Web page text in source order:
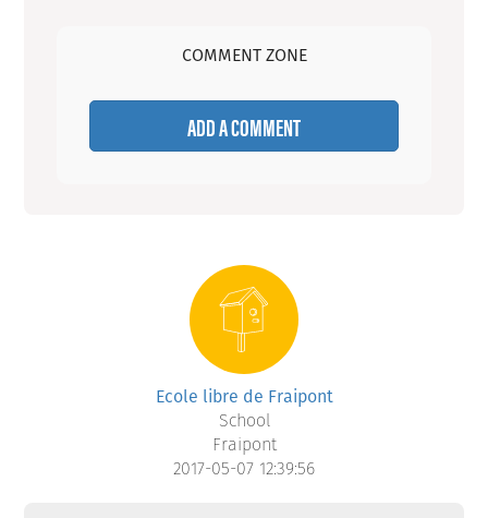
COMMENT ZONE
ADD A COMMENT
Ecole libre de Fraipont
School
Fraipont
2017-05-07 12:39:56